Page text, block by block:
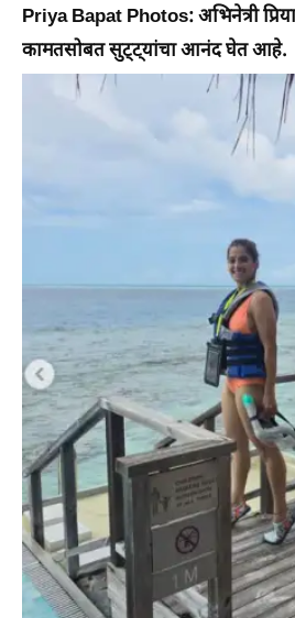
Priya Bapat Photos: अभिनेत्री
कामतसोबत सुट्ट्यांचा आनंद घेत आहे.